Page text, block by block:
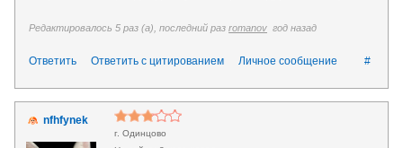
Редактировалось 5 раз (а), последний раз romanov год назад
#
Ответить Ответить с цитированием Личное сообщение
nfhfynek
г. Одинцово